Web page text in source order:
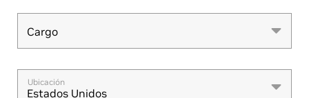
Cargo
Cargo
Ubicación
Estados Unidos